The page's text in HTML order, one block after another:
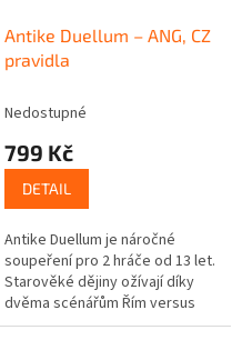
Antike Duellum – ANG, CZ
pravidla
Nedostupné
799 Kč
DETAIL
Antike Duellum je náročné
soupeření pro 2 hráče od 13 let.
Starověké dějiny ožívají díky
dvěma scénářům Řím versus
Kartágo a Persie versus Řecko,